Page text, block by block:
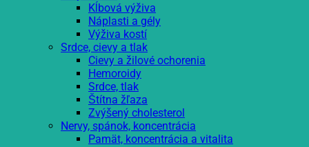
Kĺbová výživa
Náplasti a gély
Výživa kostí
Srdce, cievy a tlak
Cievy a žilové ochorenia
Hemoroidy
Srdce, tlak
Štítna žľaza
Zvýšený cholesterol
Nervy, spánok, koncentrácia
Pamät, koncentrácia a vitalita